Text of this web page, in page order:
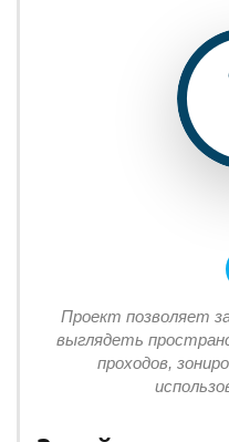
Проект позволяет
выглядеть
проходов,